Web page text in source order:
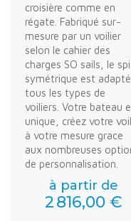
croisière comme en
régate. Fabriqué sur-
mesure par un voilier
selon le cahier des
charges SO sails, le spi
symétrique est
tous les types de
voiliers. Votre bateau
unique, créez votre
à votre mesure grace
aux nombreuses
de personnalisation.
à partir de
2 816,00 €